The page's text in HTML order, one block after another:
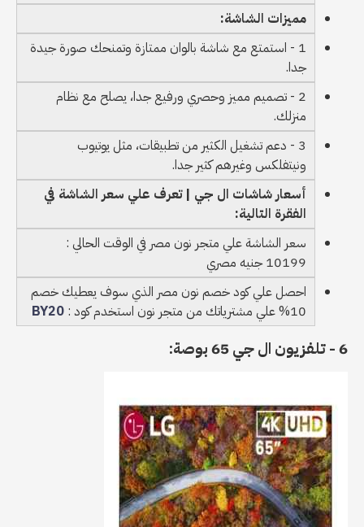
مميزات الشاشة:
1 - استمتع مع شاشة بالوان ممتازة وتمنحك صورة جيدة
جدا.
2 - تصميم مميز وحصري ورفيع جدا، يصلح مع نظام
منزلك.
3 - دعم تشغيل الكثير من تطبيقات، مثل يوتيوب
ونيتفلكس وغيرهم كثير جدا.
أسعار شاشات ال جي | تعرف علي سعر الشاشة في
الفقرة التالية:
سعر الشاشة علي متجر نون مصر في الوقت الحالي :
10199 جنيه مصري
احصل علي كود خصم نون مصر الذي سوف يعطيك خصم
10% علي مشترياتك من متجر نون استخدم كود :
BY20
6 - تلفزيون ال جي 65 بوصة: